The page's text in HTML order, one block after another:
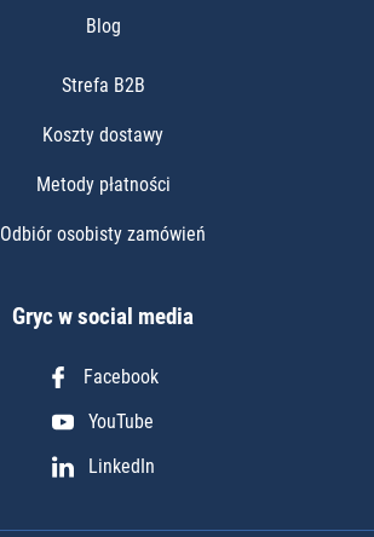
Blog
Strefa B2B
Koszty dostawy
Metody płatności
Odbiór osobisty zamówień
Gryc w social media
Facebook
YouTube
LinkedIn